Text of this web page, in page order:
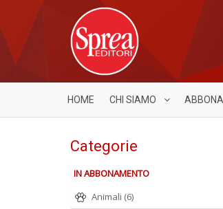
HOME CHI SIAMO
Categorie
IN ABBONAMENTO
Animali (6)